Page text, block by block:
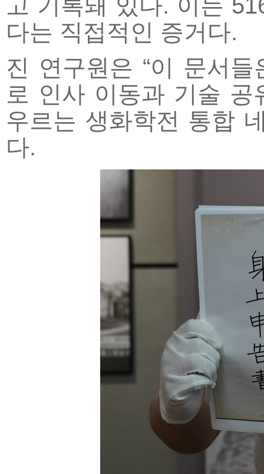
고 기록돼 있다. 이는
다는 직접적인 증거다.
진 연구원은 “이 문서
로 인사 이동과 기술 공
우르는 생화학전 통합
다.